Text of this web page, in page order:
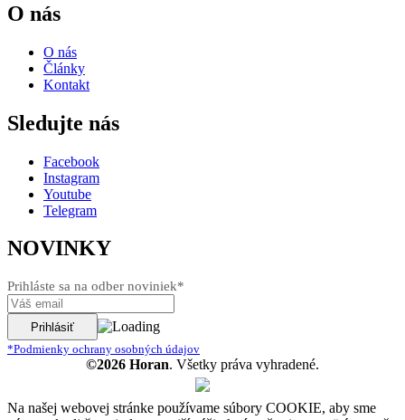
O nás
O nás
Články
Kontakt
Sledujte nás
Facebook
Instagram
Youtube
Telegram
NOVINKY
Prihláste sa na odber noviniek*
*Podmienky ochrany osobných údajov
©2026 Horan. Všetky práva vyhradené.
Na našej webovej stránke používame súbory COOKIE, aby sme